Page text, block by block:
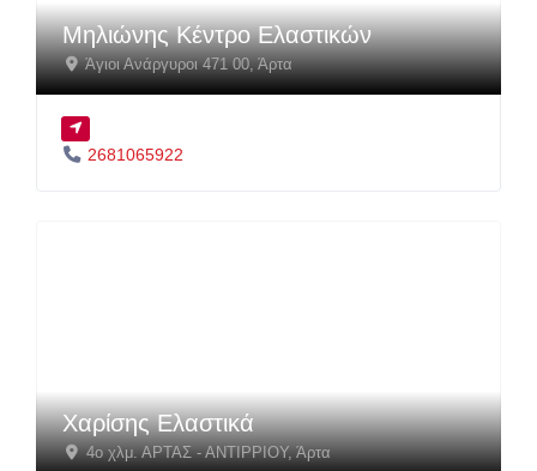
Μηλιώνης Κέντρο Ελαστικών
Άγιοι Ανάργυροι 471 00,Άρτα
2681065922
Χαρίσης Ελαστικά
4ο χλμ. ΑΡΤΑΣ - ΑΝΤΙΡΡΙΟΥ,Άρτα